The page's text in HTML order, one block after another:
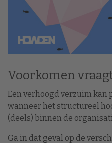
Voorkomen
Een verhoogd verzuim kan
wanneer het structureel
(deels) binnen de
Ga in dat geval op de